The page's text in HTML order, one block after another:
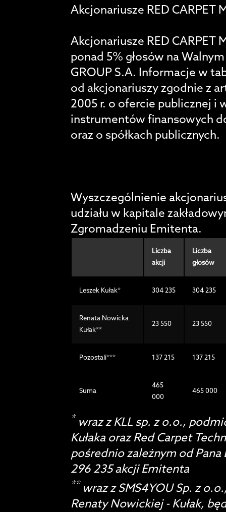
Akcjonariusze RED CARPET
Akcjonariusze RED CARPET
ponad 5% głosów na
GROUP S.A. Informacje w
od akcjonariuszy zgodnie z
2005 r. o ofercie publicznej i
instrumentów finansowych
oraz o spółkach publicznych.
Wyszczególnienie
udziału w kapitale
Zgromadzeniu Emitenta.
Liczba
akcji
Liczba
głosów
Leszek Kułak* 304 235 304 235
Renata Nowicka
Kułak**
23 550 23 550
Pozostali*** 137 215 137 215
Suma
465
000
465 000
* wraz z KLL sp. z o.o.,
Kułaka oraz Red Carpet
pośrednio zależnym od Pana
296 235 akcji Emitenta
** wraz z SMS4YOU Sp. z
Renaty Nowickiej - Kułak,